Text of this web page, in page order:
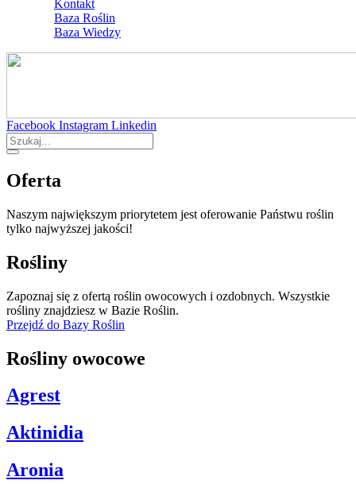
Kontakt
Baza Roślin
Baza Wiedzy
Facebook Instagram Linkedin
Oferta
Naszym największym priorytetem jest oferowanie Państwu roślin
tylko najwyższej jakości!
Rośliny
Zapoznaj się z ofertą roślin owocowych i ozdobnych. Wszystkie
rośliny znajdziesz w Bazie Roślin.
Przejdź do Bazy Roślin
Rośliny owocowe
Agrest
Aktinidia
Aronia